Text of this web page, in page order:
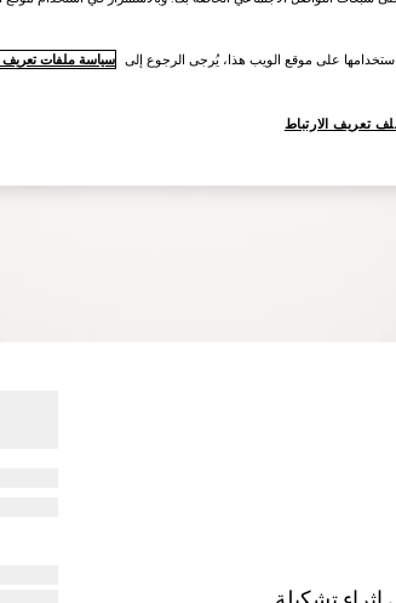
على موقع الويب هذا، يُرجى الرجوع إلى سياسة ملفات تعريف
تعريف الارتباط